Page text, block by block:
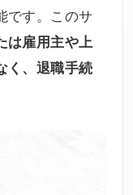
です。このサ
は雇用主や上
く、退職手続